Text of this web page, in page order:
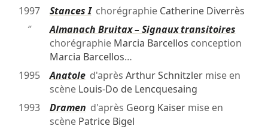
1997
Stances Ichorégraphie Catherine Diverrès
″
Almanach Bruitax – Signaux transitoires
chorégraphie Marcia Barcellos conception
Marcia Barcellos…
1995
Anatoled'après Arthur Schnitzlermise en
scène Louis-Do de Lencquesaing
1993
Dramen d'après Georg Kaisermise en
scène Patrice Bigel